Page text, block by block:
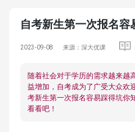
自考新生第一次报名
2023-09-08 来源：深大优课
随着社会对于学历的需求越来越
益增加，自考成为了广受大众欢
考新生第一次报名容易踩得坑你
看看吧！